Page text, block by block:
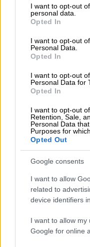
not limited to your visit
grant or deny consent
use your data for
consent section.
I want to opt-out
personal data.
Opted In
I want to opt-out
Personal Data.
Opted In
I want to opt-out
Personal Data for
Opted In
I want to opt-out
Retention, Sale,
Personal Data
Purposes for
Opted Out
Google consents
I want to allow
related to
device identifiers
I want to allow
Google for online
ευρώ. Δεν είναι
σημασία για το
τρόπος και αυτό
Ελένη.
Για το
λέγοντας πως,
να ενημερώσουν
φέρουν και τα
πήρε το παιδί
πως της είπε το
δεις λεφτά, αν
έχω κάτι
κάνεις βίζιτα».
15 σαν την κόρη
Όταν μου το
στο σχολείο